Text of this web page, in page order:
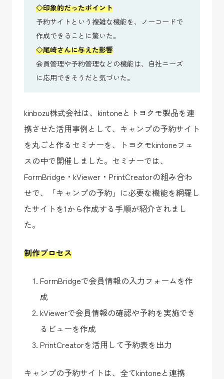
◇印象的だったポイント
予約サイトという複雑な機能を、ノーコードで
作成できることに驚いた。
◇尾崎さんに与えた影響
会員管理や予約管理などの機能は、自社ニーズ
に応用できそうだと気づいた。
kinbozu株式会社は、kintoneとトヨクモ製品を連
携させた活用事例として、キャンプの予約サイト
を丸ごと作るセミナーを、トヨクモkintoneフェ
スの中で開催しました。セミナーでは、
FormBridge・kViewer・PrintCreatorの組み合わ
せで、「キャンプの予約」に必要な機能を網羅し
たサイトを1から作成する手順が紹介されまし
た。
制作プロセス
FormBridgeで会員情報の入力フォームを作
成
kViewerで会員情報の確認や予約を実施でき
るビューを作成
PrintCreatorを活用して予約表を出力
キャンプの予約サイトは、全てkintoneと連携